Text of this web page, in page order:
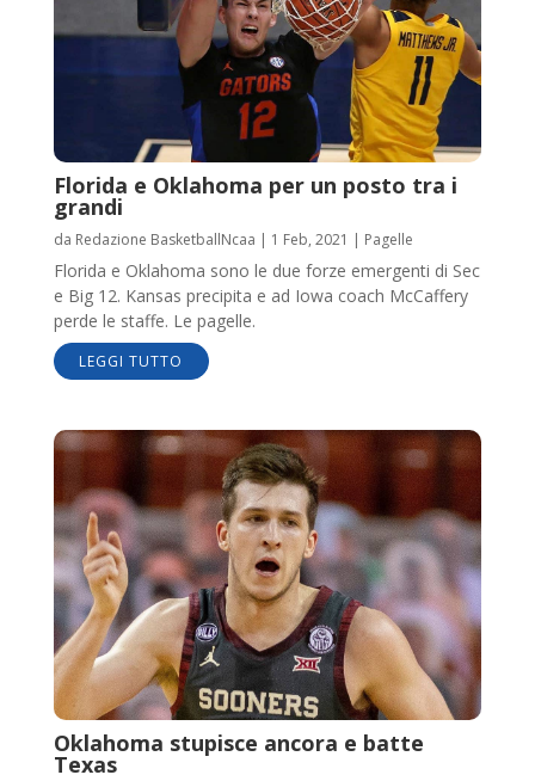
Florida e Oklahoma per un posto tra i
grandi
da Redazione BasketballNcaa | 1 Feb, 2021 | Pagelle
Florida e Oklahoma sono le due forze emergenti di Sec
e Big 12. Kansas precipita e ad Iowa coach McCaffery
perde le staffe. Le pagelle.
LEGGI TUTTO
Oklahoma stupisce ancora e batte
Texas